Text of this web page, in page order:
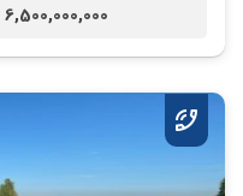
6,500,000,000 تومان /